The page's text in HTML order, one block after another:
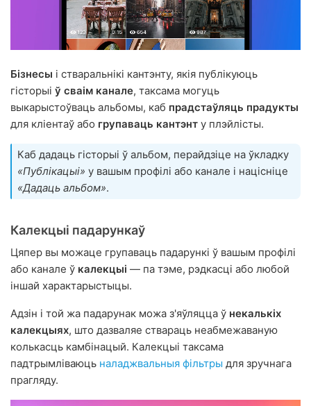
Бізнесы і стваральнікі кантэнту, якія публікуюць
гісторыі ў сваім канале, таксама могуць
выкарыстоўваць альбомы, каб прадстаўляць прадукты
для кліентаў або групаваць кантэнт у плэйлісты.
Каб дадаць гісторыі ў альбом, перайдзіце на ўкладку
«Публікацыі» у вашым профілі або канале і націсніце
«Дадаць альбом».
Калекцыі падарункаў
Цяпер вы можаце групаваць падарункі ў вашым профілі
або канале ў калекцыі — па тэме, рэдкасці або любой
іншай характарыстыцы.
Адзін і той жа падарунак можа з'яўляцца ў некалькіх
калекцыях, што дазваляе ствараць неабмежаваную
колькасць камбінацый. Калекцыі таксама
падтрымліваюць наладжвальныя фільтры для зручнага
прагляду.